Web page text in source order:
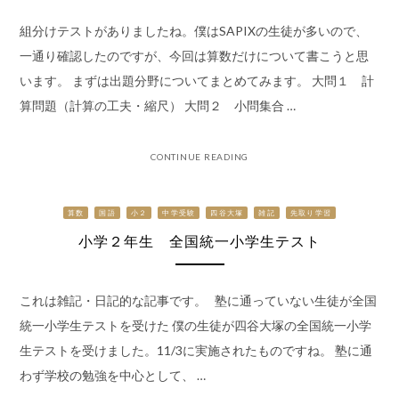
組分けテストがありましたね。僕はSAPIXの生徒が多いので、
一通り確認したのですが、今回は算数だけについて書こうと思
います。 まずは出題分野についてまとめてみます。 大問１ 計
算問題（計算の工夫・縮尺） 大問２ 小問集合 …
CONTINUE READING
算数 国語 小２ 中学受験 四谷大塚 雑記 先取り学習
小学２年生 全国統一小学生テスト
これは雑記・日記的な記事です。 塾に通っていない生徒が全国
統一小学生テストを受けた 僕の生徒が四谷大塚の全国統一小学
生テストを受けました。11/3に実施されたものですね。 塾に通
わず学校の勉強を中心として、 …